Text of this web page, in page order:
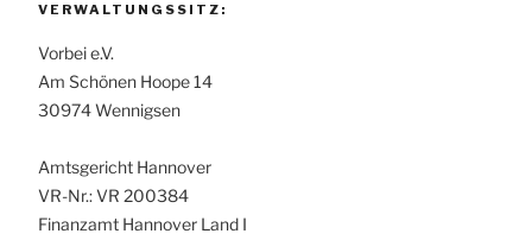
VERWALTUNGSSITZ:
Vorbei e.V.
Am Schönen Hoope 14
30974 Wennigsen
Amtsgericht Hannover
VR-Nr.: VR 200384
Finanzamt Hannover Land I